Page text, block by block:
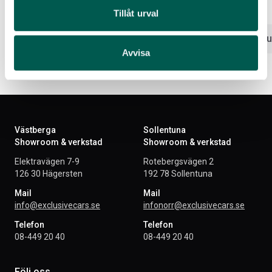
Tillåt urval
Avvisa
Välj alternativ Lägg i
Västberga
Showroom & verkstad
Elektravägen 7-9
126 30 Hägersten
Mail
info@exclusivecars.se
Telefon
08-449 20 40
Sollentuna
Showroom & verkstad
Rotebergsvägen 2
192 78 Sollentuna
Mail
infonorr@exclusivecars.se
Telefon
08-449 20 40